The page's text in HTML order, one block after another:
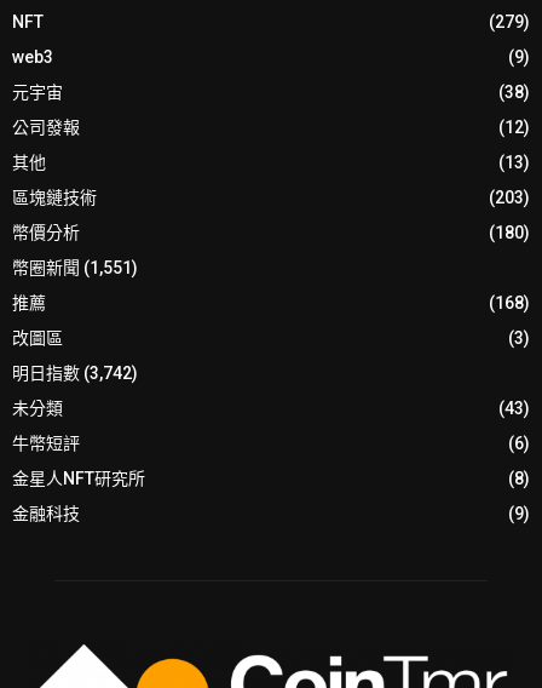
NFT
(279)
web3
(9)
元宇宙
(38)
公司發報
(12)
其他
(13)
區塊鏈技術
(203)
幣價分析
(180)
幣圈新聞 (1,551)
推薦
(168)
改圖區
(3)
明日指數 (3,742)
未分類
(43)
牛幣短評
(6)
金星人NFT研究所
(8)
金融科技
(9)